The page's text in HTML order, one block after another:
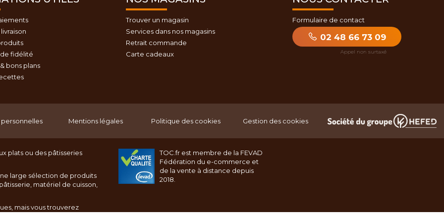
fidélité
bons plans
Trouver un magasin
Services dans nos magasins
Retrait commande
Carte cadeaux
Formulaire de contact
02 48 66 73 09
personnelles Mentions légales Politique des cookies Gestion des cookies
plats ou des pâtisseries
large sélection de produits
matériel de cuisson,
mais vous trouverez
TOC.fr est membre de la FEVAD
Fédération du e-commerce et
de la vente à distance depuis
2018.